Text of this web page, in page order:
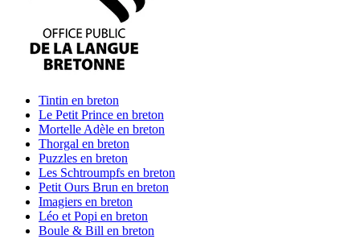
Tintin en breton
Le Petit Prince en breton
Mortelle Adèle en breton
Thorgal en breton
Puzzles en breton
Les Schtroumpfs en breton
Petit Ours Brun en breton
Imagiers en breton
Léo et Popi en breton
Boule & Bill en breton